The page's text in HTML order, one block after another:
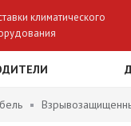
климатического